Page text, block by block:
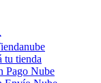
tu tienda
Pago Nube